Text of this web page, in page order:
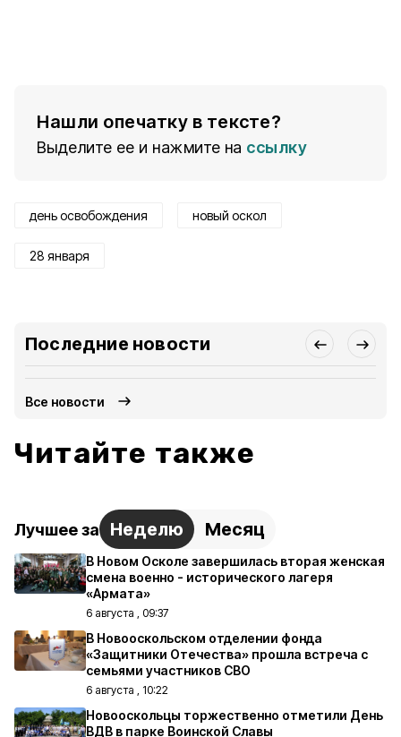
Нашли опечатку в тексте?
Выделите ее и нажмите на ссылку
день освобождения новый оскол
28 января
Последние новости
Все новости
Читайте также
Лучшее за Неделю Месяц
В Новом Осколе завершилась вторая женская
смена военно - исторического лагеря
«Армата»
6 августа , 09:37
В Новооскольском отделении фонда
«Защитники Отечества» прошла встреча с
семьями участников СВО
6 августа , 10:22
Новооскольцы торжественно отметили День
ВДВ в парке Воинской Славы